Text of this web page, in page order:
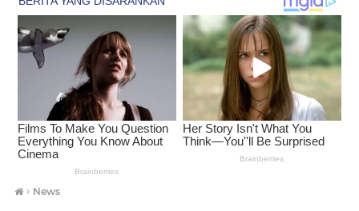
› News